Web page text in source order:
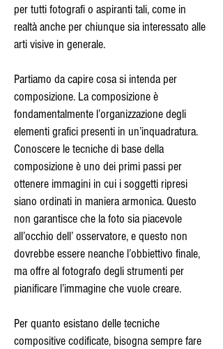
per tutti fotografi o aspiranti tali, come in
realtà anche per chiunque sia interessato alle
arti visive in generale.
Partiamo da capire cosa si intenda per
composizione. La composizione è
fondamentalmente l’organizzazione degli
elementi grafici presenti in un’inquadratura.
Conoscere le tecniche di base della
composizione è uno dei primi passi per
ottenere immagini in cui i soggetti ripresi
siano ordinati in maniera armonica. Questo
non garantisce che la foto sia piacevole
all’occhio dell’ osservatore, e questo non
dovrebbe essere neanche l’obbiettivo finale,
ma offre al fotografo degli strumenti per
pianificare l’immagine che vuole creare.
Per quanto esistano delle tecniche
compositive codificate, bisogna sempre fare